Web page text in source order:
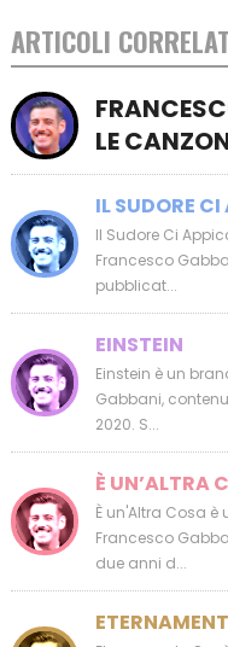
ARTICOLI
LE
IL SUDORE
Il Sudore Ci
Francesco
pubblicat...
EINSTEIN
Einstein è un
Gabbani,
2020. S...
È UN’ALTRA
È un'Altra Cosa
Francesco
due anni d...